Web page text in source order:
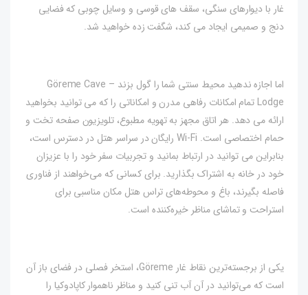
غار با دیوارهای سنگی، سقف های قوسی و وسایل چوبی که فضایی
دنج و صمیمی ایجاد می کند، شگفت زده خواهید شد.
اما اجازه ندهید محیط سنتی شما را گول بزند – Göreme Cave
Lodge تمام امکانات رفاهی مدرن و امکاناتی را که می توانید بخواهید
ارائه می دهد. هر اتاق مجهز به تهویه مطبوع، تلویزیون صفحه تخت و
حمام اختصاصی است. Wi-Fi رایگان در سراسر هتل در دسترس است،
بنابراین می توانید در ارتباط بمانید و تجربیات سفر خود را با عزیزان
خود در خانه به اشتراک بگذارید. برای کسانی که می‌خواهند از فناوری
فاصله بگیرند، باغ و محوطه‌های تراس هتل مکان مناسبی برای
استراحت و تماشای مناظر خیره‌کننده است.
یکی از برجسته‌ترین نقاط غار Göreme، استخر فصلی در فضای باز آن
است که می‌توانید در آن آب تنی کنید و مناظر ناهموار کاپادوکیا را